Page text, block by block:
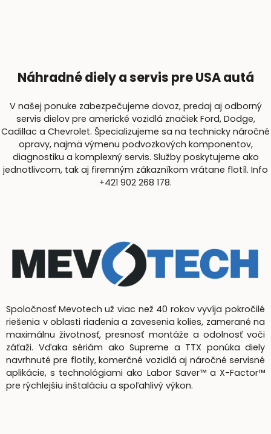
Náhradné diely a servis pre USA autá
V našej ponuke zabezpečujeme dovoz, predaj aj odborný
servis dielov pre americké vozidlá značiek Ford, Dodge,
Cadillac a Chevrolet. Špecializujeme sa na technicky náročné
opravy, najmä výmenu podvozkových komponentov,
diagnostiku a komplexný servis. Služby poskytujeme ako
jednotlivcom, tak aj firemným zákazníkom vrátane flotíl. Info
+421 902 268 178.
Spoločnosť Mevotech už viac než 40 rokov vyvíja pokročilé
riešenia v oblasti riadenia a zavesenia kolies, zamerané na
maximálnu životnosť, presnosť montáže a odolnosť voči
záťaži. Vďaka sériám ako Supreme a TTX ponúka diely
navrhnuté pre flotily, komerčné vozidlá aj náročné servisné
aplikácie, s technológiami ako Labor Saver™ a X-Factor™
pre rýchlejšiu inštaláciu a spoľahlivý výkon.